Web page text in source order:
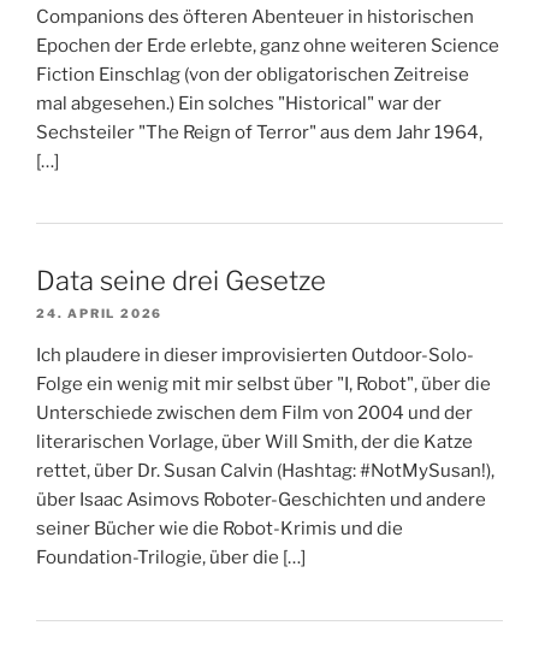
Companions des öfteren Abenteuer in historischen
Epochen der Erde erlebte, ganz ohne weiteren Science
Fiction Einschlag (von der obligatorischen Zeitreise
mal abgesehen.) Ein solches "Historical" war der
Sechsteiler "The Reign of Terror" aus dem Jahr 1964,
[…]
Data seine drei Gesetze
24. APRIL 2026
Ich plaudere in dieser improvisierten Outdoor-Solo-
Folge ein wenig mit mir selbst über "I, Robot", über die
Unterschiede zwischen dem Film von 2004 und der
literarischen Vorlage, über Will Smith, der die Katze
rettet, über Dr. Susan Calvin (Hashtag: #NotMySusan!),
über Isaac Asimovs Roboter-Geschichten und andere
seiner Bücher wie die Robot-Krimis und die
Foundation-Trilogie, über die […]